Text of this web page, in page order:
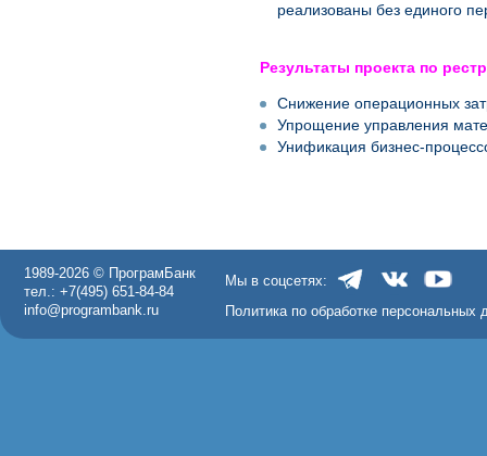
реализованы без единого
Результаты проекта по
Снижение операционных
Упрощение управления
Унификация бизнес-
1989-2026 © ПрограмБанк
тел.: +7(495) 651-84-84
info@programbank.ru
Мы в соцсетях:
Политика по обработке персональных